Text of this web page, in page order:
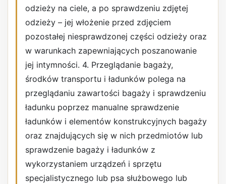
odzieży na ciele, a po sprawdzeniu zdjętej
odzieży – jej włożenie przed zdjęciem
pozostałej niesprawdzonej części odzieży oraz
w warunkach zapewniających poszanowanie
jej intymności. 4. Przeglądanie bagaży,
środków transportu i ładunków polega na
przeglądaniu zawartości bagaży i sprawdzeniu
ładunku poprzez manualne sprawdzenie
ładunków i elementów konstrukcyjnych bagaży
oraz znajdujących się w nich przedmiotów lub
sprawdzenie bagaży i ładunków z
wykorzystaniem urządzeń i sprzętu
specjalistycznego lub psa służbowego lub